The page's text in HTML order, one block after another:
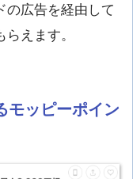
の広告を経由して
えます。
モッピーポイン